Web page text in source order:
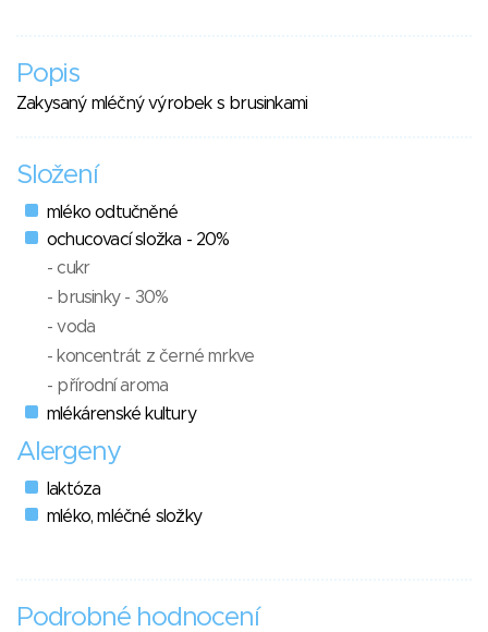
Popis
Zakysaný mléčný výrobek s brusinkami
Složení
mléko odtučněné
ochucovací složka - 20%
- cukr
- brusinky - 30%
- voda
- koncentrát z černé mrkve
- přírodní aroma
mlékárenské kultury
Alergeny
laktóza
mléko, mléčné složky
Podrobné hodnocení